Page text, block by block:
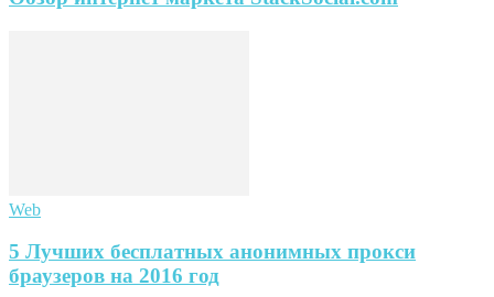
Web
5 Лучших бесплатных анонимных прокси
браузеров на 2016 год